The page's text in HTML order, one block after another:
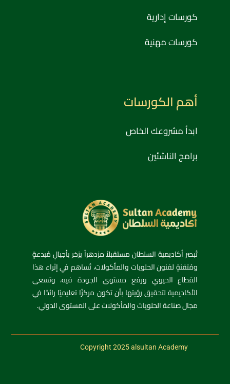
كورسات إدارية
كورسات مهنية
أهم الكورسات
ابدأ مشروعك الخاص
برامج الناشئين
تُبصر أكاديمية السلطان مستقبلاً مزدهراً يزخر بأجيالٍ مُبدعةٍ
ومُتقنةٍ لفنون الحلويات والمأكولات، تُساهم في إثراء هذا
القطاع الحيوي ورفع مستوى الجودة فيه، وتسعى
الأكاديمية لتحقيق رؤيتها بأن تكون مركزًا تعليميًا رائدًا في
مجال صناعة الحلويات والمأكولات على المستوى الدولي.
Copyright 2025 alsultan Academy